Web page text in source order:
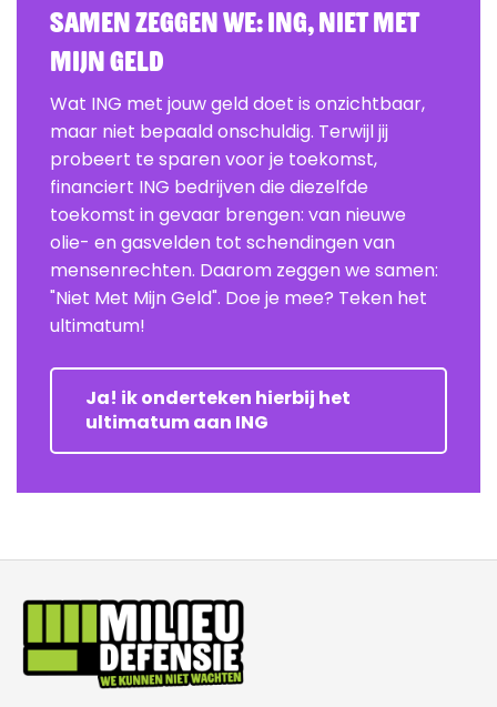
Samen zeggen we: ING, Niet Met
Mijn Geld
Wat ING met jouw geld doet is onzichtbaar,
maar niet bepaald onschuldig. Terwijl jij
probeert te sparen voor je toekomst,
financiert ING bedrijven die diezelfde
toekomst in gevaar brengen: van nieuwe
olie- en gasvelden tot schendingen van
mensenrechten. Daarom zeggen we samen:
"Niet Met Mijn Geld". Doe je mee? Teken het
ultimatum!
Ja! ik onderteken hierbij het
ultimatum aan ING